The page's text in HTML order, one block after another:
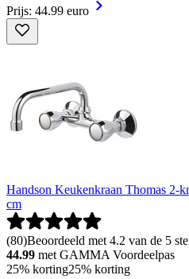
Prijs: 44.99 euro
Handson Keukenkraan Thomas 2-
cm
(80)Beoordeeld met 4.2 van de 5
44.99 met GAMMA Voordeelpas
25% korting25% korting